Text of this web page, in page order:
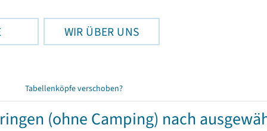
WIR ÜBER UNS
Tabellenköpfe verschoben?
(ohne Camping) nach